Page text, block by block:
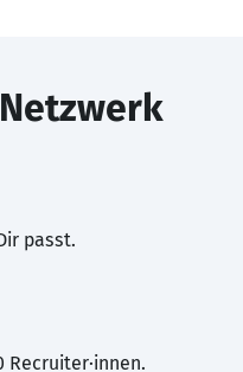
passt.
Recruiter·innen.